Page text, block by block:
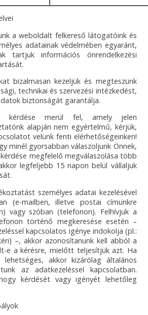
a weboldalt felkereső látogatóink és
adatainak védelmében egyaránt,
tartjuk információs önrendelkezési
bizalmasan kezeljük és megteszünk
technikai és szervezési intézkedést,
biztonságát garantálja.
kérdése merül fel, amely jelen
alapján nem egyértelmű, kérjük,
velünk fenti elérhetőségeinken!
minél gyorsabban válaszoljunk Önnek,
megfelelő megválaszolása több
legfeljebb 15 napon belül vállaljuk
személyes adatai kezelésével
(e-mailben, illetve postai címünkre
vagy szóban (telefonon). Felhívjuk a
történő megkeresése esetén –
kapcsolatos igénye indokolja (pl.:
–, akkor azonosítanunk kell abból a
e a kérésre, mielőtt teljesítjük azt. Ha
akkor kizárólag általános
az adatkezeléssel kapcsolatban.
kérdését vagy igényét lehetőleg